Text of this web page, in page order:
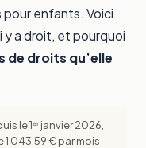
enfants. Voici
a droit, et pourquoi
de droits qu’elle
le 1ᵉʳ janvier 2026,
1 043,59 € par mois